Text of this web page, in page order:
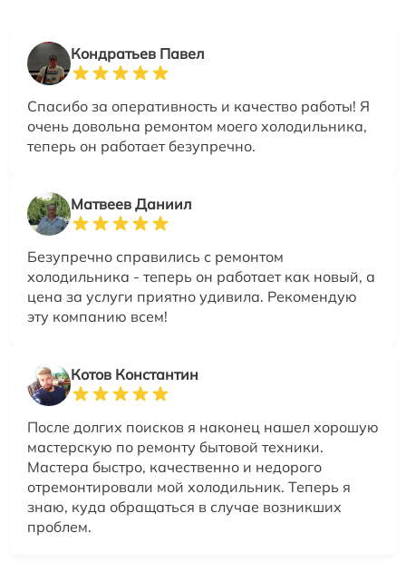
Кондратьев Павел
Спасибо за оперативность и качество работы! Я
очень довольна ремонтом моего холодильника,
теперь он работает безупречно.
Матвеев Даниил
Безупречно справились с ремонтом
холодильника - теперь он работает как новый, а
цена за услуги приятно удивила. Рекомендую
эту компанию всем!
Котов Константин
После долгих поисков я наконец нашел хорошую
мастерскую по ремонту бытовой техники.
Мастера быстро, качественно и недорого
отремонтировали мой холодильник. Теперь я
знаю, куда обращаться в случае возникших
проблем.